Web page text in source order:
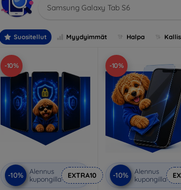
Samsung Galaxy Tab S6
Suositellut Myydyimmät Halpa Kallis
-10%
-10%
Alennus
kupongilla
EXTRA10
-10%
-10%
Alennus
kupongilla